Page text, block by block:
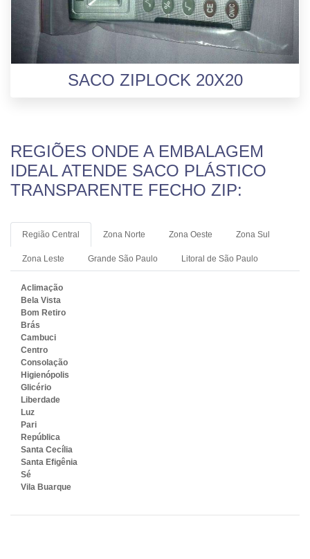
SACO ZIPLOCK 20X20
REGIÕES ONDE A EMBALAGEM
IDEAL ATENDE SACO PLÁSTICO
TRANSPARENTE FECHO ZIP:
Região Central Zona Norte Zona Oeste Zona Sul
Zona Leste Grande São Paulo Litoral de São Paulo
Aclimação
Bela Vista
Bom Retiro
Brás
Cambuci
Centro
Consolação
Higienópolis
Glicério
Liberdade
Luz
Pari
República
Santa Cecília
Santa Efigênia
Sé
Vila Buarque